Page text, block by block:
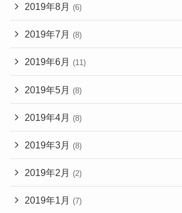
2019年8月 (6)
2019年7月 (8)
2019年6月 (11)
2019年5月 (8)
2019年4月 (8)
2019年3月 (8)
2019年2月 (2)
2019年1月 (7)